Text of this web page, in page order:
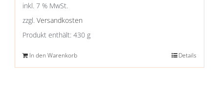
inkl. 7 % MwSt.
zzgl. Versandkosten
Produkt enthält: 430 g
In den Warenkorb Details